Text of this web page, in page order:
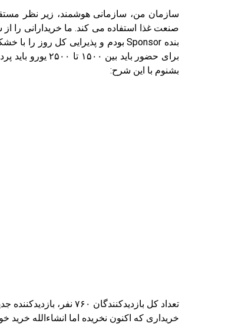
سازمان من، سازمانی هوشمند، زیر نظر
بشنوم با این شرح:
خریداری که اکنون نخریده اما انشاءالله خرید خواهد